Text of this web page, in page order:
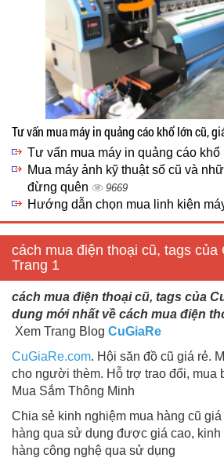
Tư vấn mua máy in quảng cáo khổ lớn cũ,
Tư vấn mua máy in quảng cáo
Mua máy ảnh kỹ thuật số cũ và
đừng quên
9669
Hướng dẫn chọn mua linh kiện
cách mua điện thoại cũ, tags của
Trang 1
cách mua điện thoại cũ, tags của
dung mới nhất về cách mua điện
Xem Trang Blog CuGiaRe
CuGiaRe.com. Hội săn đồ cũ giá rẻ.
cho người thèm. Hỗ trợ trao đổi, mua
Mua Sắm Thông Minh
Chia sẻ kinh nghiệm mua hàng cũ
hàng qua sử dụng được giá cao, kinh
hàng công nghệ qua sử dụng